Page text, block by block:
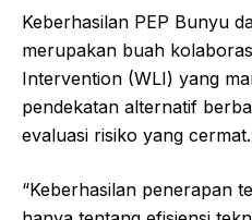
Keberhasilan PEP Bunyu
merupakan buah
Intervention (WLI) yang
pendekatan alternatif
evaluasi risiko yang cermat.
“Keberhasilan penerapan